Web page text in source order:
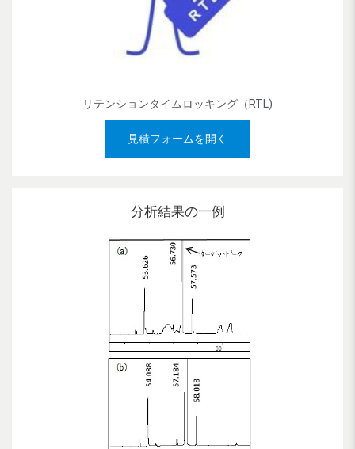
リテンションタイムロッキング（RTL)
見積フォームを開く
分析結果の一例